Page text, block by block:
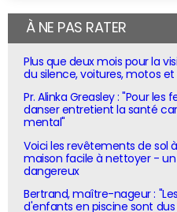
À NE PAS RATER
Plus que deux mois pour la
du silence, voitures, motos
Pr. Alinka Greasley : "Pour
danser entretient la santé
mental"
Voici les revêtements de sol
maison facile à nettoyer -
dangereux
Bertrand, maître-nageur :
d'enfants en piscine sont